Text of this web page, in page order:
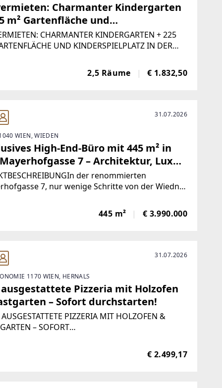
Charmanter Kindergarten
m² Gartenfläche und
in der Schönbrunner
152, 1120 Wien
CHARMANTER KINDERGARTEN + 225
UND KINDERSPIELPLATZ IN DER
Ihnen einen liebevoll gestalteten Kindergarten zur
anbieten zu können. Dieser Kindergarten
2,5 Räume € 1.832,50
31.07.2026
WIEN, WIEDEN
High-End-Büro mit 445 m² in
7 – Architektur, Luxus
auf höchstem Niveau
der renommierten
7, nur wenige Schritte von der Wiedner
Büroobjekt, das Luxus, Funktion
auf eindrucksvolle Weise vereint.Das Büro
445 m² € 3.990.000
31.07.2026
1170 WIEN, HERNALS
Pizzeria mit Holzofen
– Sofort durchstarten!
PIZZERIA MIT HOLZOFEN &
– SOFORT
nur 2.999,- € inkl. BK und 20 %€ 2.499,17